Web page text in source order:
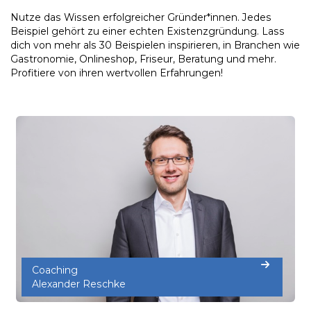
Nutze das Wissen erfolgreicher Gründer*innen. Jedes
Beispiel gehört zu einer echten Existenzgründung. Lass
dich von mehr als 30 Beispielen inspirieren, in Branchen wie
Gastronomie, Onlineshop, Friseur, Beratung und mehr.
Profitiere von ihren wertvollen Erfahrungen!
Coaching
Alexander Reschke